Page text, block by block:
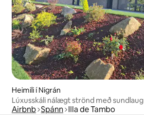
Heimili í Nigrán
Lúxusskáli nálægt strönd með sundlaug
Airbnb Spánn Illa de Tambo